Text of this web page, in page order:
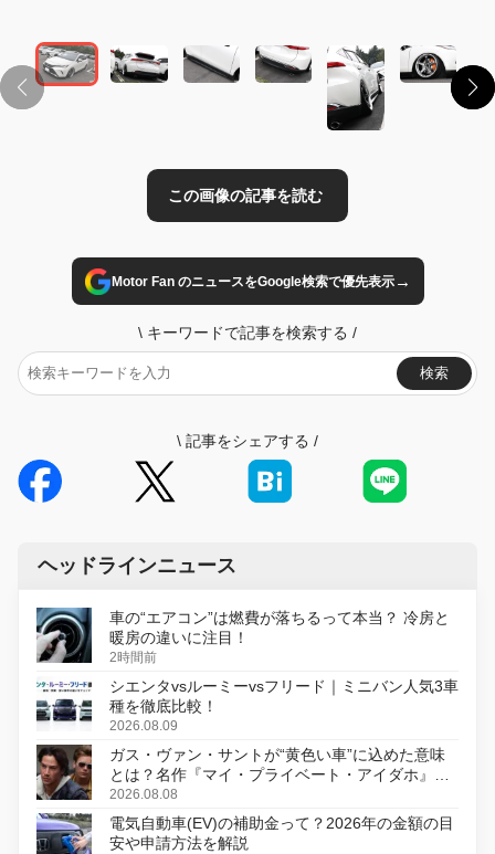
Motor Fan のニュースをGoogle検索で優先表示→
\ キーワードで記事を検索する /
検索
\ 記事をシェアする /
ヘッドラインニュース
車の“エアコン”は燃費が落ちるって本当？ 冷房と
暖房の違いに注目！
2時間前
シエンタvsルーミーvsフリード｜ミニバン人気3車
種を徹底比較！
2026.08.09
ガス・ヴァン・サントが“黄色い車”に込めた意味
とは？名作『マイ・プライベート・アイダホ』が
初のデジタルリマスター版で復活
2026.08.08
電気自動車(EV)の補助金って？2026年の金額の目
安や申請方法を解説